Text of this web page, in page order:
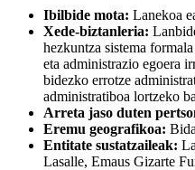
Ibilbide mota: Lanekoa
Xede-biztanleria:
hezkuntza sistema
eta administrazio egoera
bidezko errotze
administratiboa lortzeko
Arreta jaso duten
Eremu geografikoa:
Entitate sustatzaileak:
Lasalle, Emaus Gizarte